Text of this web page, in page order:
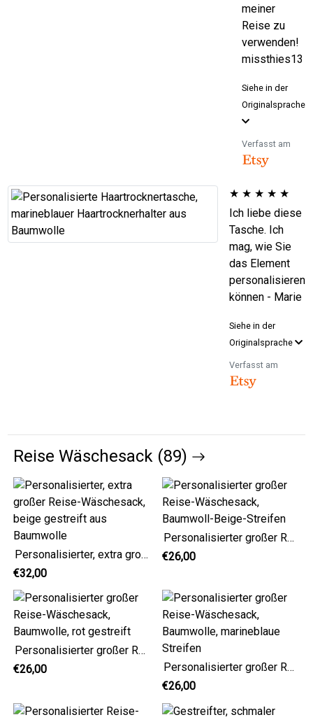
meiner
Reise zu
verwenden!
missthies13
Siehe in der
Originalsprache
Verfasst am
★ ★ ★ ★ ★
Ich liebe diese
Tasche. Ich
mag, wie Sie
das Element
personalisieren
können - Marie
Siehe in der
Originalsprache
Verfasst am
Reise Wäschesack (89)
Personalisierter, extra großer Reise-Wäschesack, beige gestreift aus Baumwolle
€32,00
Personalisierter großer Reise-Wäschesack, Baumwoll-Beige-Streifen
€26,00
Personalisierter großer Reise-Wäschesack, Baumwolle, rot gestreift
€26,00
Personalisierter großer Reise-Wäschesack, Baumwolle, marineblaue Streifen
€26,00